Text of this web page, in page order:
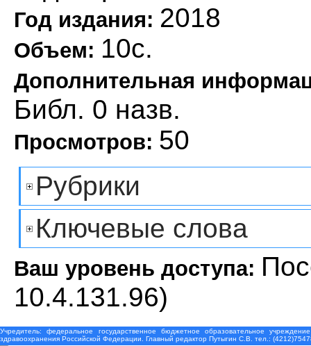
Год издания: 2018
Объем: 10с.
Дополнительная
Библ. 0 назв.
Просмотров: 50
Рубрики
Ключевые слова
Ваш уровень доступа:
10.4.131.96)
Учредитель: федеральное государственное бюджетное образовательное
здравоохранения Российской Федерации. Главный редактор Путыгин С.В. тел.: